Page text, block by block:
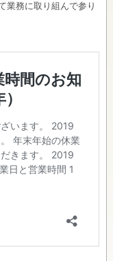
業務に取り組んで参り